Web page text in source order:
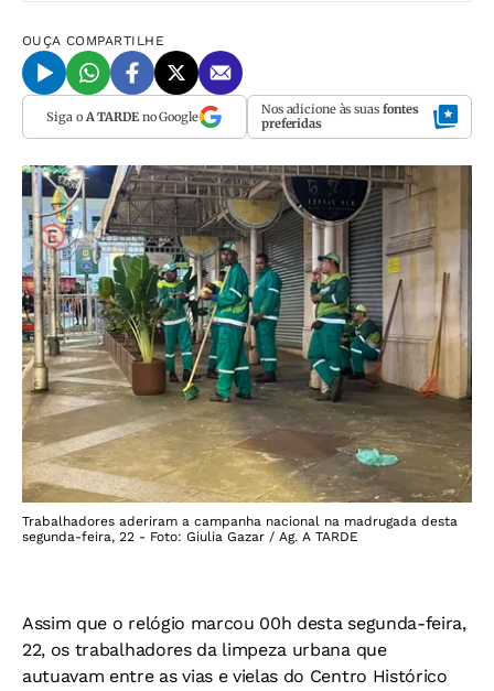
OUÇA COMPARTILHE
Siga o A TARDEno Google Nos adicione às suas fontes
preferidas
Trabalhadores aderiram a campanha nacional na madrugada desta
segunda-feira, 22 - Foto: Giulia Gazar / Ag. A TARDE
Assim que o relógio marcou 00h desta segunda-feira,
22, os trabalhadores da limpeza urbana que
autuavam entre as vias e vielas do Centro Histórico